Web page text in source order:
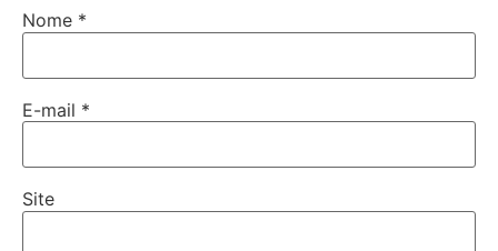
Nome *
E-mail *
Site